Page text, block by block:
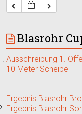
Blasrohr
Ausschreibung 1.
10 Meter Scheibe
Ergebnis Blasrohr
Ergebnis Blasrohr